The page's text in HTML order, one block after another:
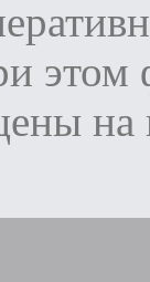
этом
на